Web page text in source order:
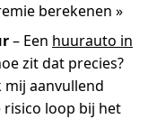
berekenen »
– Een huurauto in
zit dat precies?
mij aanvullend
risico loop bij het